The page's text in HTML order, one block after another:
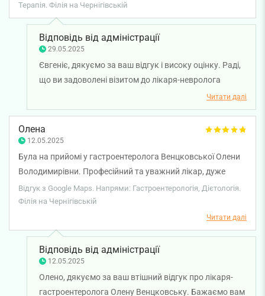
Терапія. Філія на Чернігівській
Відповідь від адміністрації
29.05.2025
Євгеніє, дякуємо за ваш відгук і високу оцінку. Раді,
що ви задоволені візитом до лікаря-невролога
Катерини Мартовицької. Бажаємо вам міцного
здоров'я!
Читати далі
Олена
12.05.2025
Була на прийомі у гастроентеролога Венцковської Олени
Володимирівни. Професійний та уважний лікар, дуже
задоволена консультацією. І в цілому, від клініки тільки
приємні враження.
Відгук з Google Maps. Напрями: Гастроентерологія, Дієтологія.
Філія на Чернігівській
Читати далі
Відповідь від адміністрації
12.05.2025
Олено, дякуємо за ваш втішний відгук про лікаря-
гастроентеролога Олену Венцковську. Бажаємо вам